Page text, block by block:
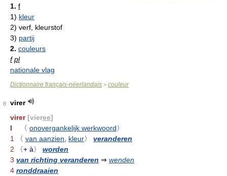
1. f
1) kleur
2) verf, kleurstof
3) partij
2. couleurs
f pl
nationale vlag
Dictionnaire français-néerlandais > couleur
8
virer
virer [vieree]
I
〈 onovergankelijk werkwoord〉
1
〈 van aanzien kleur〉
veranderen
2
〈+ à〉
worden
3 van richting veranderen ⇒ wenden
4 ronddraaien